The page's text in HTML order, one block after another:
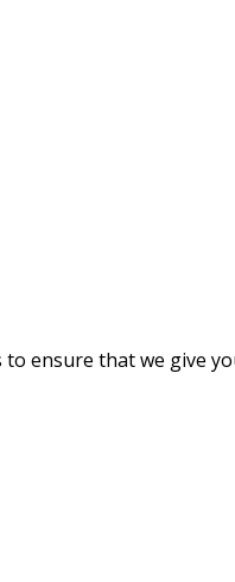
to ensure that we give